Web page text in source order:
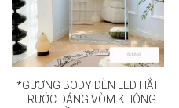
*GƯƠNG BODY ĐÈN LED HẮT
TRƯỚC DÁNG VÒM KHÔNG